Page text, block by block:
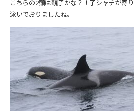
こちらの2頭は親子かな？！子シャチが寄
泳いでおりましたね。